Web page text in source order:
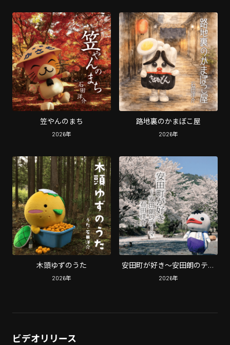
笠やんのまち
2026年
路地裏のかまぼこ屋
2026年
木頭ゆずのうた
2026年
安田町が好き〜安田朗のテー
マ
2026年
ビデオリリース